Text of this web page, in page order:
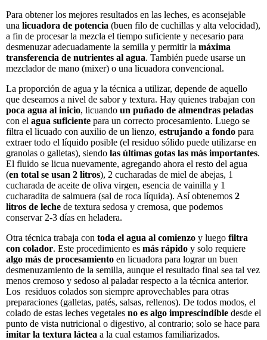
Para obtener los mejores resultados en las leches, es aconsejable
una licuadora de potencia (buen filo de cuchillas y alta velocidad),
a fin de procesar la mezcla el tiempo suficiente y necesario para
desmenuzar adecuadamente la semilla y permitir la máxima
transferencia de nutrientes al agua. También puede usarse un
mezclador de mano (mixer) o una licuadora convencional.
La proporción de agua y la técnica a utilizar, depende de aquello
que deseamos a nivel de sabor y textura. Hay quienes trabajan con
poca agua al inicio, licuando un puñado de almendras peladas
con el agua suficiente para un correcto procesamiento. Luego se
filtra el licuado con auxilio de un lienzo, estrujando a fondo para
extraer todo el líquido posible (el residuo sólido puede utilizarse en
granolas o galletas), siendo las últimas gotas las más importantes.
El fluido se licua nuevamente, agregando ahora el resto del agua
(en total se usan 2 litros), 2 cucharadas de miel de abejas, 1
cucharada de aceite de oliva virgen, esencia de vainilla y 1
cucharadita de salmuera (sal de roca líquida). Así obtenemos 2
litros de leche de textura sedosa y cremosa, que podemos
conservar 2-3 días en heladera.
Otra técnica trabaja con toda el agua al comienzo y luego filtra
con colador. Este procedimiento es más rápido y solo requiere
algo más de procesamiento en licuadora para lograr un buen
desmenuzamiento de la semilla, aunque el resultado final sea tal vez
menos cremoso y sedoso al paladar respecto a la técnica anterior.
Los residuos colados son siempre aprovechables para otras
preparaciones (galletas, patés, salsas, rellenos). De todos modos, el
colado de estas leches vegetales no es algo imprescindible desde el
punto de vista nutricional o digestivo, al contrario; solo se hace para
imitar la textura láctea a la cual estamos familiarizados.